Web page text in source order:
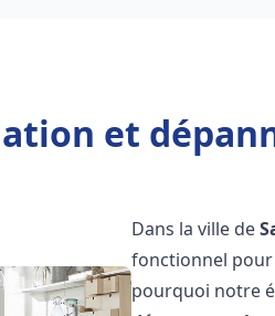
et
Dans la ville de
fonctionnel pour
pourquoi notre